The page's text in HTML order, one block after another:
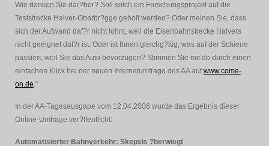
Wie denken Sie dar?ber? Soll solch ein Forschungsprojekt auf die
Teststrecke Halver-Oberbr?gge geholt werden? Oder meinen Sie, dass
sich der Aufwand daf?r nicht lohnt, weil die Eisenbahnstrecke Halvers
nicht geeignet daf?r ist. Oder ist Ihnen gleichg?ltig, was auf der Schiene
passiert, weil Sie das Auto bevorzugen? Stimmen Sie mit ab durch einen
einfachen Klick bei der neuen Internetumfrage des AA aufwww.come-
on.de .“
In der AA-Tagesausgabe vom 12.04.2006 wurde das Ergebnis dieser
Online-Umfrage ver?ffentlicht:
Automatisierter Bahnverkehr: Skepsis ?berwiegt